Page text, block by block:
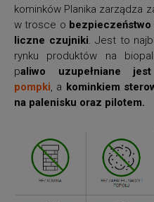
kominków Planika zarządza
w trosce o bezpieczeństwo
liczne czujniki . Jest to
rynku produktów na
paliwo uzupełniane
pompki , a kominkiem
na palenisku oraz pilotem.